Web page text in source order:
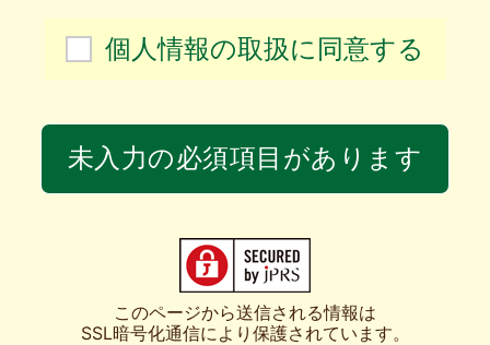
個人情報の取扱に同意する
未入力の必須項目があります
このページから送信される情報は
SSL暗号化通信により保護されています。